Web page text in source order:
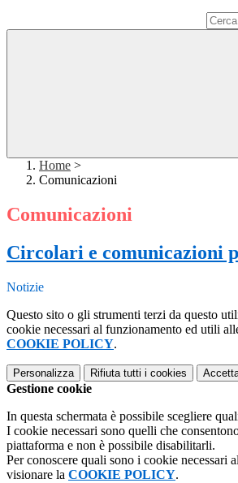
Home >
Comunicazioni
Comunicazioni
Circolari e comunicazioni
Notizie
Questo sito o gli strumenti terzi da questo
cookie necessari al funzionamento ed utili
COOKIE POLICY.
Personalizza Rifiuta tutti i cookies
Gestione cookie
In questa schermata è possibile scegliere
I cookie necessari sono quelli che
piattaforma e non è possibile disabilitarli.
Per conoscere quali sono i cookie necessari
visionare la COOKIE POLICY.